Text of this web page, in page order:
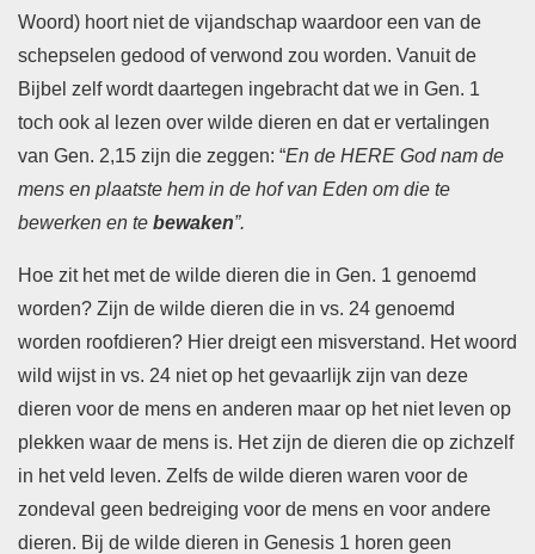
Woord) hoort niet de vijandschap waardoor een van de
schepselen gedood of verwond zou worden. Vanuit de
Bijbel zelf wordt daartegen ingebracht dat we in Gen. 1
toch ook al lezen over wilde dieren en dat er vertalingen
van Gen. 2,15 zijn die zeggen: “En de HERE God nam de
mens en plaatste hem in de hof van Eden om die te
bewerken en te bewaken”.
Hoe zit het met de wilde dieren die in Gen. 1 genoemd
worden? Zijn de wilde dieren die in vs. 24 genoemd
worden roofdieren? Hier dreigt een misverstand. Het woord
wild wijst in vs. 24 niet op het gevaarlijk zijn van deze
dieren voor de mens en anderen maar op het niet leven op
plekken waar de mens is. Het zijn de dieren die op zichzelf
in het veld leven. Zelfs de wilde dieren waren voor de
zondeval geen bedreiging voor de mens en voor andere
dieren. Bij de wilde dieren in Genesis 1 horen geen